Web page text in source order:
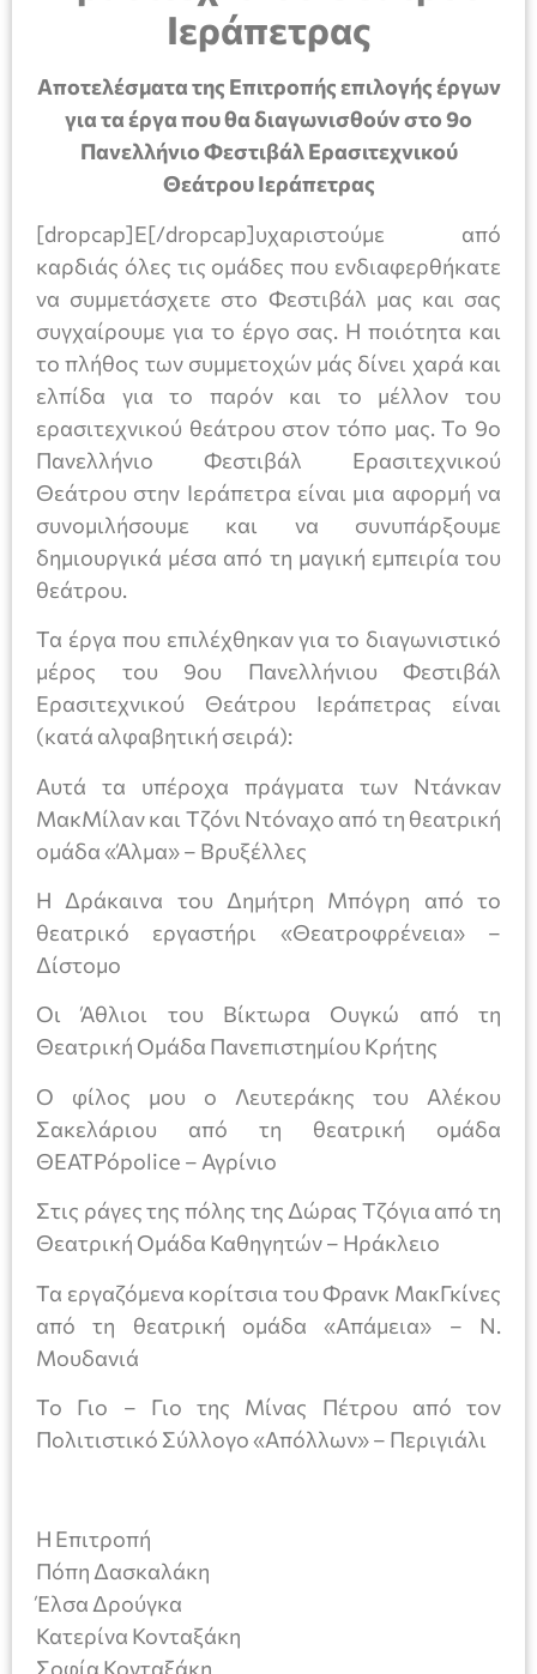
Ιεράπετρας
Αποτελέσματα της Επιτροπής επιλογής έργων
για τα έργα που θα διαγωνισθούν στο 9ο
Πανελλήνιο Φεστιβάλ Ερασιτεχνικού
Θεάτρου Ιεράπετρας
[dropcap]Ε[/dropcap]υχαριστούμε από
καρδιάς όλες τις ομάδες που ενδιαφερθήκατε
να συμμετάσχετε στο Φεστιβάλ μας και σας
συγχαίρουμε για το έργο σας. Η ποιότητα και
το πλήθος των συμμετοχών μάς δίνει χαρά και
ελπίδα για το παρόν και το μέλλον του
ερασιτεχνικού θεάτρου στον τόπο μας. Το 9ο
Πανελλήνιο Φεστιβάλ Ερασιτεχνικού
Θεάτρου στην Ιεράπετρα είναι μια αφορμή να
συνομιλήσουμε και να συνυπάρξουμε
δημιουργικά μέσα από τη μαγική εμπειρία του
θεάτρου.
Τα έργα που επιλέχθηκαν για το διαγωνιστικό
μέρος του 9ου Πανελλήνιου Φεστιβάλ
Ερασιτεχνικού Θεάτρου Ιεράπετρας είναι
(κατά αλφαβητική σειρά):
Αυτά τα υπέροχα πράγματα των Ντάνκαν
ΜακΜίλαν και Τζόνι Ντόναχο από τη θεατρική
ομάδα «Άλμα» – Βρυξέλλες
Η Δράκαινα του Δημήτρη Μπόγρη από το
θεατρικό εργαστήρι «Θεατροφρένεια» –
Δίστομο
Οι Άθλιοι του Βίκτωρα Ουγκώ από τη
Θεατρική Ομάδα Πανεπιστημίου Κρήτης
Ο φίλος μου ο Λευτεράκης του Αλέκου
Σακελάριου από τη θεατρική ομάδα
ΘΕΑΤΡόpolice – Αγρίνιο
Στις ράγες της πόλης της Δώρας Τζόγια από τη
Θεατρική Ομάδα Καθηγητών – Ηράκλειο
Τα εργαζόμενα κορίτσια του Φρανκ ΜακΓκίνες
από τη θεατρική ομάδα «Απάμεια» – Ν.
Μουδανιά
Το Γιο – Γιο της Μίνας Πέτρου από τον
Πολιτιστικό Σύλλογο «Απόλλων» – Περιγιάλι
Η Επιτροπή
Πόπη Δασκαλάκη
Έλσα Δρούγκα
Κατερίνα Κονταξάκη
Σοφία Κονταξάκη